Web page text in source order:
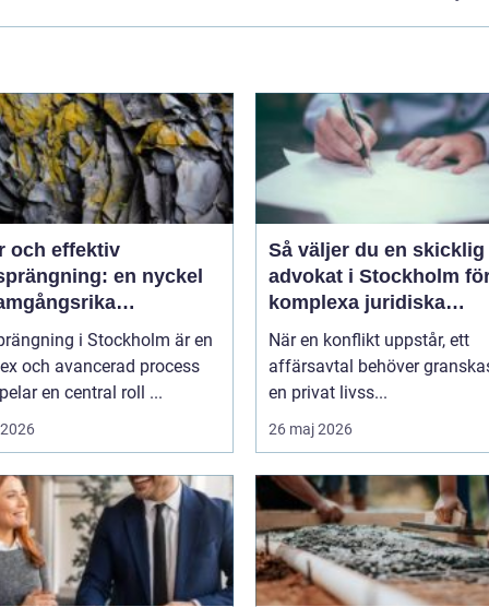
och effektiv
en nyckel
i Stockholm är en
och avancerad process
en central roll ...
Så väljer du en skicklig
advokat i Stockholm
komplexa juridiska
utmaningar
När en konflikt uppstår, ett
affärsavtal behöver
en privat livss...
26 maj 2026